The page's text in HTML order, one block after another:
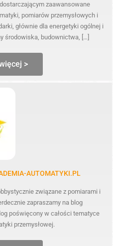
zaawansowane
pomiarów przemysłowych i
głównie dla energetyki ogólnej i
środowiska, budownictwa, […]
>
AUTOMATYKI.PL
związane z pomiarami i
zapraszamy na blog
poświęcony w całości tematyce
przemysłowej.